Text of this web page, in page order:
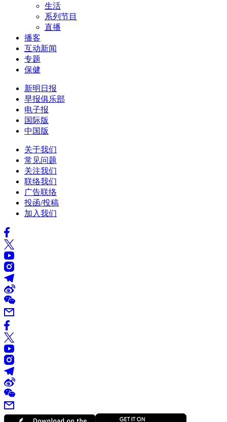
生活
系列节目
直播
播客
互动新闻
专题
保健
新明日报
早报俱乐部
电子报
国际版
中国版
关于我们
常见问题
关注我们
联络我们
广告联络
投函/投稿
加入我们